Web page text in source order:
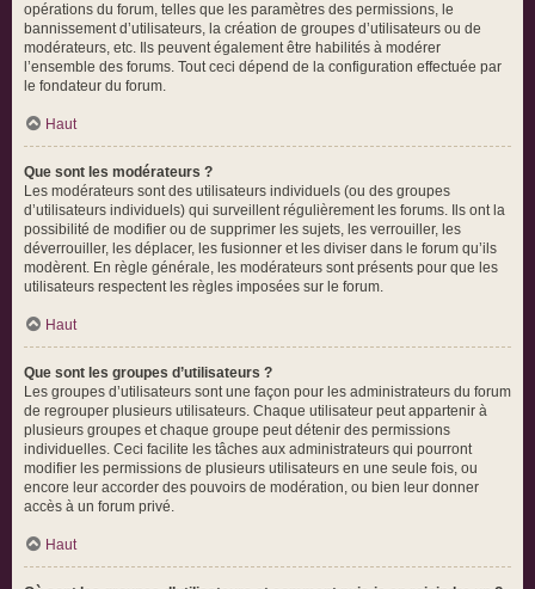
opérations du forum, telles que les paramètres des permissions, le
bannissement d’utilisateurs, la création de groupes d’utilisateurs ou de
modérateurs, etc. Ils peuvent également être habilités à modérer
l’ensemble des forums. Tout ceci dépend de la configuration effectuée par
le fondateur du forum.
Haut
Que sont les modérateurs ?
Les modérateurs sont des utilisateurs individuels (ou des groupes
d’utilisateurs individuels) qui surveillent régulièrement les forums. Ils ont la
possibilité de modifier ou de supprimer les sujets, les verrouiller, les
déverrouiller, les déplacer, les fusionner et les diviser dans le forum qu’ils
modèrent. En règle générale, les modérateurs sont présents pour que les
utilisateurs respectent les règles imposées sur le forum.
Haut
Que sont les groupes d’utilisateurs ?
Les groupes d’utilisateurs sont une façon pour les administrateurs du forum
de regrouper plusieurs utilisateurs. Chaque utilisateur peut appartenir à
plusieurs groupes et chaque groupe peut détenir des permissions
individuelles. Ceci facilite les tâches aux administrateurs qui pourront
modifier les permissions de plusieurs utilisateurs en une seule fois, ou
encore leur accorder des pouvoirs de modération, ou bien leur donner
accès à un forum privé.
Haut